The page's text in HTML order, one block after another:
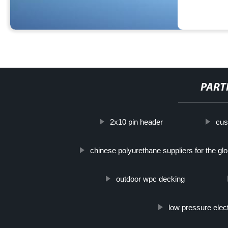
2x10 pin header
chinese polyurethane suppliers for the
outdoor wpc decking
low pressure